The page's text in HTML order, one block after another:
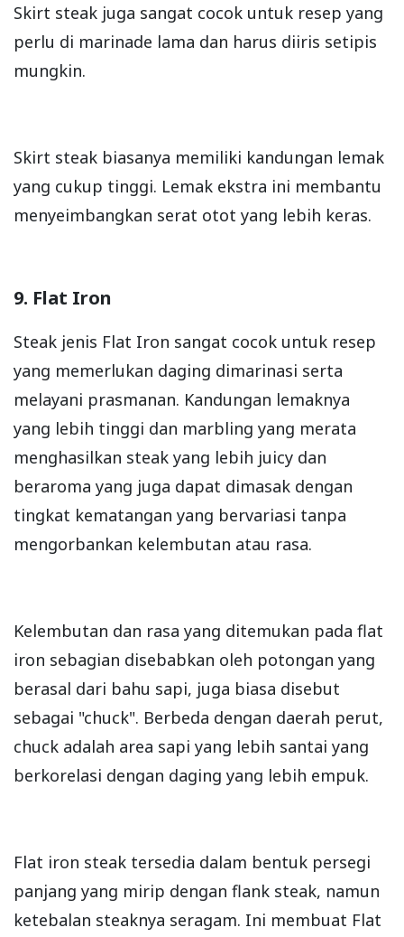
Skirt steak juga sangat cocok untuk resep yang
perlu di marinade lama dan harus diiris setipis
mungkin.
Skirt steak biasanya memiliki kandungan lemak
yang cukup tinggi. Lemak ekstra ini membantu
menyeimbangkan serat otot yang lebih keras.
9. Flat Iron
Steak jenis Flat Iron sangat cocok untuk resep
yang memerlukan daging dimarinasi serta
melayani prasmanan. Kandungan lemaknya
yang lebih tinggi dan marbling yang merata
menghasilkan steak yang lebih juicy dan
beraroma yang juga dapat dimasak dengan
tingkat kematangan yang bervariasi tanpa
mengorbankan kelembutan atau rasa.
Kelembutan dan rasa yang ditemukan pada flat
iron sebagian disebabkan oleh potongan yang
berasal dari bahu sapi, juga biasa disebut
sebagai "chuck". Berbeda dengan daerah perut,
chuck adalah area sapi yang lebih santai yang
berkorelasi dengan daging yang lebih empuk.
Flat iron steak tersedia dalam bentuk persegi
panjang yang mirip dengan flank steak, namun
ketebalan steaknya seragam. Ini membuat Flat